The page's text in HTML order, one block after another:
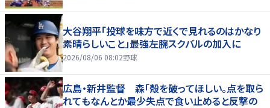
大谷翔平「投球を味方で近くで見れるのはかなり
素晴らしいこと」最強左腕スクバルの加入に
2026/08/06 08:02野球
広島・新井監督 森「殻を破ってほしい。点を取ら
れてもなんとか最少失点で食い止めると反撃の